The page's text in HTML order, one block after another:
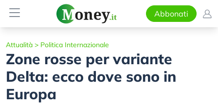
Abbonati
Attualità > Politica Internazionale
Zone rosse per variante
Delta: ecco dove sono in
Europa